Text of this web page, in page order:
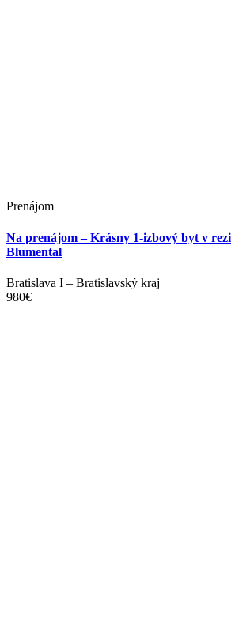
Prenájom
Na prenájom – Krásny 1-izbový byt v
Blumental
Bratislava I – Bratislavský kraj
980€